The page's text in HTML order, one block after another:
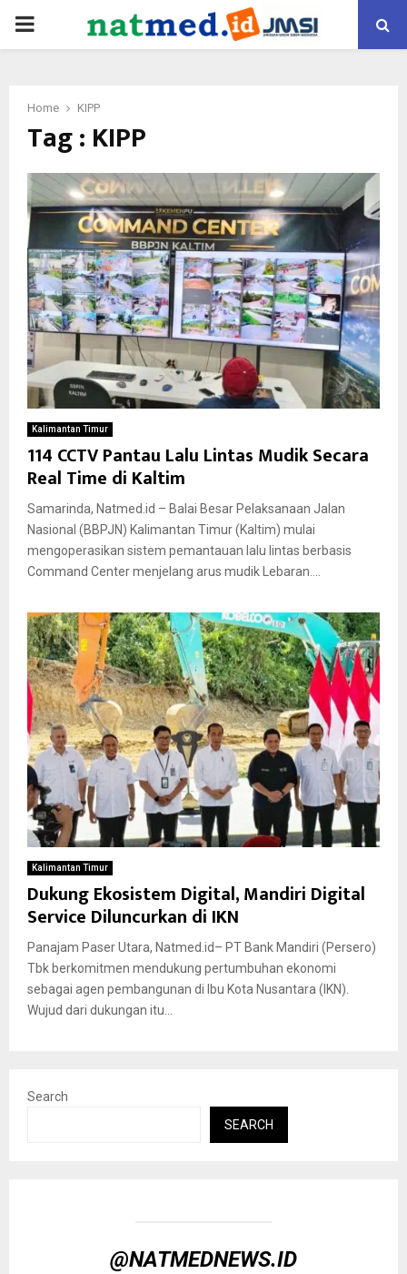
PRIMARY
Home KIPP
Tag : KIPP
Kalimantan Timur
114 CCTV Pantau Lalu Lintas Mudik Secara
Real Time di Kaltim
Samarinda, Natmed.id – Balai Besar Pelaksanaan Jalan
Nasional (BBPJN) Kalimantan Timur (Kaltim) mulai
mengoperasikan sistem pemantauan lalu lintas berbasis
Command Center menjelang arus mudik Lebaran....
Kalimantan Timur
Dukung Ekosistem Digital, Mandiri Digital
Service Diluncurkan di IKN
Panajam Paser Utara, Natmed.id– PT Bank Mandiri (Persero)
Tbk berkomitmen mendukung pertumbuhan ekonomi
sebagai agen pembangunan di Ibu Kota Nusantara (IKN).
Wujud dari dukungan itu...
Search
SEARCH
@NATMEDNEWS.ID